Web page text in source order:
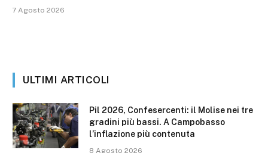
7 Agosto 2026
ULTIMI ARTICOLI
Pil 2026, Confesercenti: il Molise nei tre
gradini più bassi. A Campobasso
l’inflazione più contenuta
8 Agosto 2026